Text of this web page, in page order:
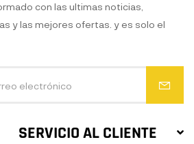
SERVICIO AL CLIENTE
con las ultimas noticias,
y las mejores ofertas. y es solo el